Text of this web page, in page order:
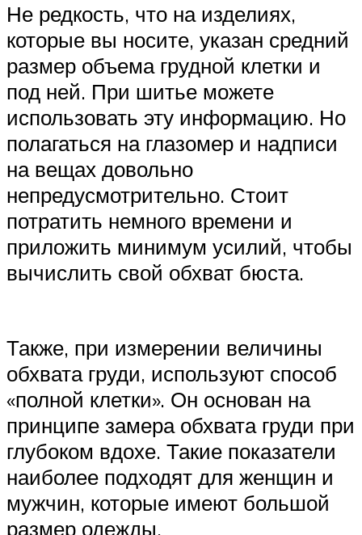
Не редкость, что на изделиях,
которые вы носите, указан средний
размер объема грудной клетки и
под ней. При шитье можете
использовать эту информацию. Но
полагаться на глазомер и надписи
на вещах довольно
непредусмотрительно. Стоит
потратить немного времени и
приложить минимум усилий, чтобы
вычислить свой обхват бюста.
Также, при измерении величины
обхвата груди, используют способ
«полной клетки». Он основан на
принципе замера обхвата груди при
глубоком вдохе. Такие показатели
наиболее подходят для женщин и
мужчин, которые имеют большой
размер одежды.